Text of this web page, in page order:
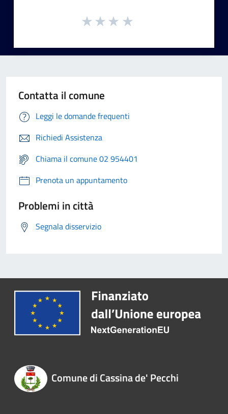
Contatta il comune
Leggi le domande frequenti
Richiedi Assistenza
Chiama il comune 02 954401
Prenota un appuntamento
Problemi in città
Segnala disservizio
Comune di Cassina de' Pecchi